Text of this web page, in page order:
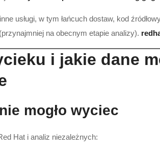
usługi, w tym łańcuch dostaw, kod
na obecnym etapie analizy).
i jakie dane
mogło wyciec
Hat i analiz niezależnych: